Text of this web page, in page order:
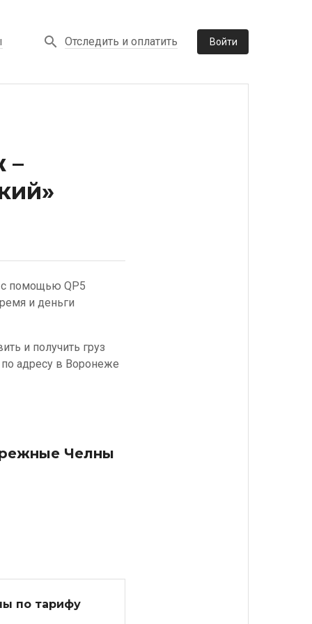
Отследить и оплатить Войти
–
с помощью QP5
и деньги
и получить груз
адресу в Воронеже
Челны
по тарифу